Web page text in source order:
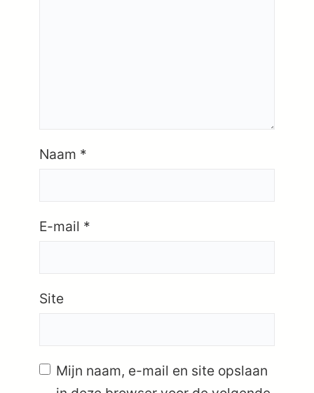
Naam *
E-mail *
Site
Mijn naam, e-mail en site opslaan